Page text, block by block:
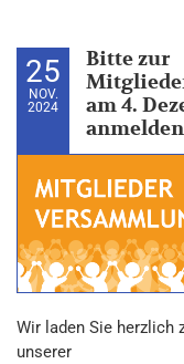
25
NOV.
2024
Bitte zur
am 4.
anmelden
Wir laden Sie herzlich
unserer